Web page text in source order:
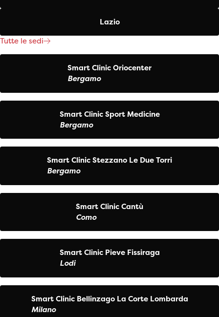
Lazio
Tutte le sedi
Smart Clinic Oriocenter
Bergamo
Smart Clinic Sport Medicine
Bergamo
Smart Clinic Stezzano Le Due Torri
Bergamo
Smart Clinic Cantù
Como
Smart Clinic Pieve Fissiraga
Lodi
Smart Clinic Bellinzago La Corte Lombarda
Milano